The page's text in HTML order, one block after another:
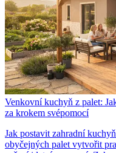
Venkovní kuchyň z palet:
za krokem svépomocí
Jak postavit zahradní
obyčejných palet vytvořit